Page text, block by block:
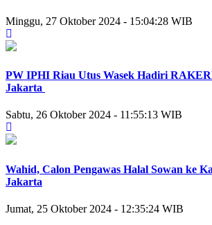
Minggu, 27 Oktober 2024 - 15:04:28 WIB
PW IPHI Riau Utus Wasek Hadiri
Jakarta
Sabtu, 26 Oktober 2024 - 11:55:13 WIB
Wahid, Calon Pengawas Halal Sowan ke
Jakarta
Jumat, 25 Oktober 2024 - 12:35:24 WIB